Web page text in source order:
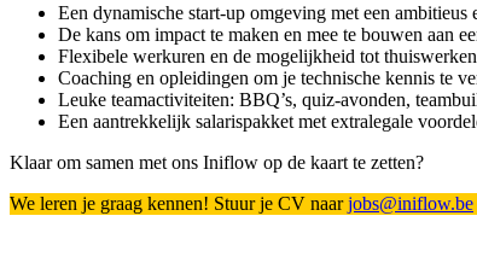
Een dynamische start-up omgeving met een ambitieus
De kans om impact te maken en mee te bouwen aan
Flexibele werkuren en de mogelijkheid tot
Coaching en opleidingen om je technische kennis te
Leuke teamactiviteiten: BBQ’s, quiz-avonden,
Een aantrekkelijk salarispakket met extralegale
Klaar om samen met ons Iniflow op de kaart te zetten?
We leren je graag kennen! Stuur je CV naarjobs@iniflow.be